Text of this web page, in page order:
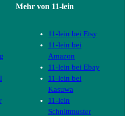
Mehr von 11-lein
11-lein bei Etsy
11-lein bei
Amazon
11-lein bei Ebay
11-lein bei
Kasuwa
11-lein
Schnittmuster